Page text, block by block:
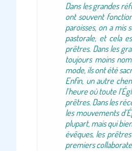
Dans les grandes
ont souvent
paroisses, on a mis
pastorale, et cela
prêtres. Dans les
toujours moins
mode, ils ont été
Enfin, un autre
l’heure où toute
prêtres. Dans les
les mouvements
plupart, mais qui
évêques, les
premiers